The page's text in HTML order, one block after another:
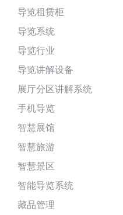
导览租赁柜
导览系统
导览行业
导览讲解设备
展厅分区讲解系统
手机导览
智慧展馆
智慧旅游
智慧景区
智能导览系统
藏品管理